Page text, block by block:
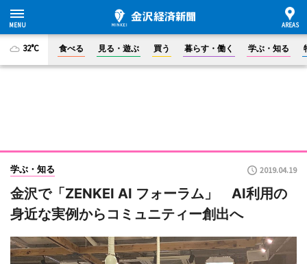
32°C 食べる 見る・遊ぶ 買う 暮らす・働く 学ぶ・知る
学ぶ・知る 2019.04.19
金沢で「ZENKEI AI フォーラム」 AI利用の
身近な実例からコミュニティー創出へ